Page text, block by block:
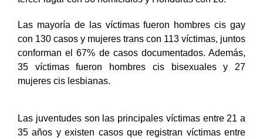
Las mayoría de las víctimas fueron hombres cis gay
con 130 casos y mujeres trans con 113 víctimas, juntos
conforman el 67% de casos documentados. Además,
35 víctimas fueron hombres cis bisexuales y 27
mujeres cis lesbianas.
Las juventudes son las principales víctimas entre 21 a
35 años y existen casos que registran víctimas entre